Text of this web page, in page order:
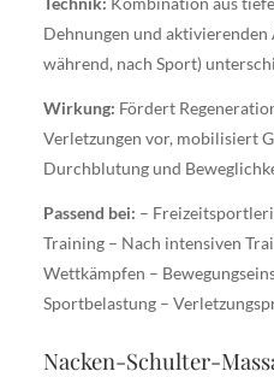
Dehnungen und aktivierenden
während, nach Sport)
Wirkung: Fördert
Verletzungen vor, mobilisiert
Durchblutung und
Passend bei: –
Training – Nach intensiven
Wettkämpfen –
Sportbelastung –
Nacken-Schulter-